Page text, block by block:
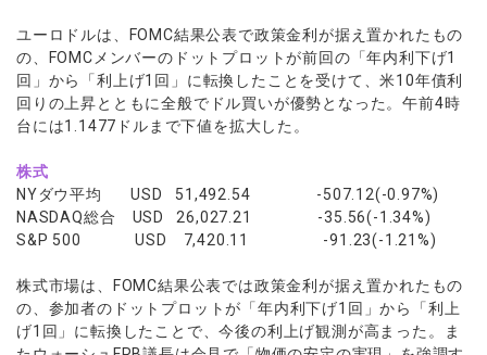
ユーロドルは、FOMC結果公表で政策金利が据え置かれたもの
の、FOMCメンバーのドットプロットが前回の「年内利下げ1
回」から「利上げ1回」に転換したことを受けて、米10年債利
回りの上昇とともに全般でドル買いが優勢となった。午前4時
台には1.1477ドルまで下値を拡大した。
株式
NYダウ平均 USD 51,492.54 -507.12(-0.97%)
NASDAQ総合 USD 26,027.21 -35.56(-1.34%)
S&P 500 USD 7,420.11 -91.23(-1.21%)
株式市場は、FOMC結果公表では政策金利が据え置かれたもの
の、参加者のドットプロットが「年内利下げ1回」から「利上
げ1回」に転換したことで、今後の利上げ観測が高まった。ま